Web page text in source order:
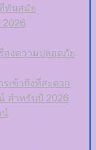
ทันสมัย
องความปลอดภัย
เข้าถึงที่สะดวก
สำหรับปี 2026
น์